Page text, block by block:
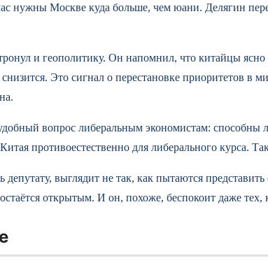
нужны Москве куда больше, чем юани. Делягин
и геополитику. Он напомнил, что китайцы
Это сигнал о перестановке приоритетов в
вопрос либеральным экономистам:
противоестественно для либерального курса.
депутату, выглядит не так, как пытаются
открытым. И он, похоже, беспокоит даже тех,